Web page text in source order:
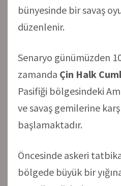
bünyesinde bir savaş
düzenlenir.
Senaryo günümüzden
zamanda Çin Halk
Pasifiği bölgesindeki
ve savaş gemilerine
başlamaktadır.
Öncesinde askeri
bölgede büyük bir